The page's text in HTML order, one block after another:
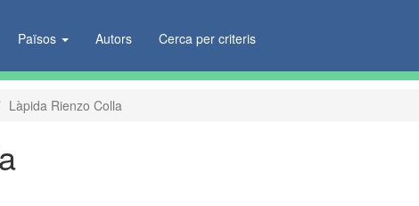
Països Autors Cerca per criteris
Làpida Rienzo Colla